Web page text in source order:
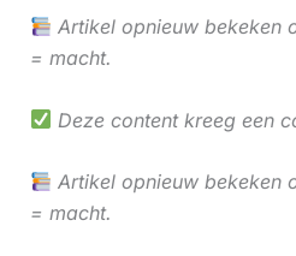
Artikel opnieuw bekeken
= macht.
Deze content kreeg een
Artikel opnieuw bekeken
= macht.